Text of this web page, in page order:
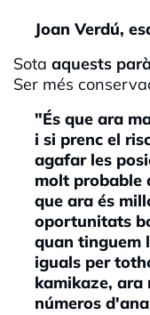
Joan Verdú,
Sota aquests
Ser més
"És que ara
i si prenc el
agafar les
molt probable
que ara és
oportunitats
quan tinguem
iguals per
kamikaze, ara
números